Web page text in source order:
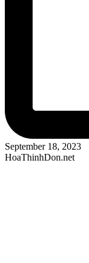
September 18, 2023
HoaThinhDon.net